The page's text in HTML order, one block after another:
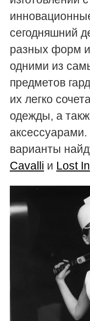
сегодняшний
разных форм
одними из
предметов
их легко
одежды, а
варианты
Cavalli и Lost